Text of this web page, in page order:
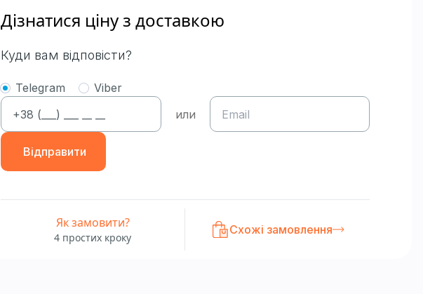
Дізнатися ціну з доставкою
Куди вам відповісти?
Telegram
Viber
или
Відправити
Як замовити?
4 простих кроку
Схожі замовлення